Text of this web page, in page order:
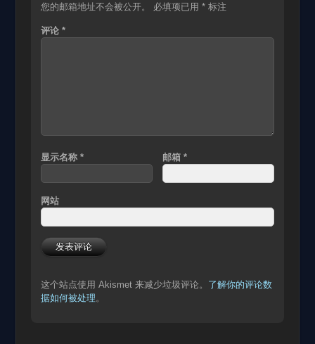
您的邮箱地址不会被公开。 必填项已用 *标注
评论 *
显示名称 * 邮箱 *
网站
这个站点使用 Akismet 来减少垃圾评论。 了解你的评论数
据如何被处理。